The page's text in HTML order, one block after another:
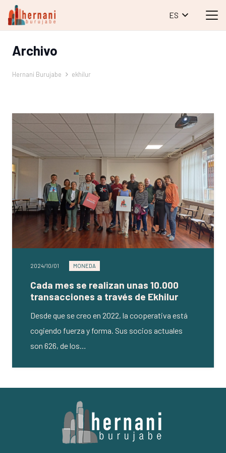
ES
Archivo
Hernani Burujabe ekhilur
2024/10/01 MONEDA
Cada mes se realizan unas 10.000
transacciones a través de Ekhilur
Desde que se creo en 2022, la cooperativa está
cogiendo fuerza y forma. Sus socios actuales
son 626, de los…